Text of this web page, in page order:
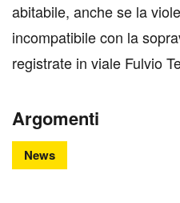
abitabile, anche se la
incompatibile con la
registrate in viale Fulvio
Argomenti
News